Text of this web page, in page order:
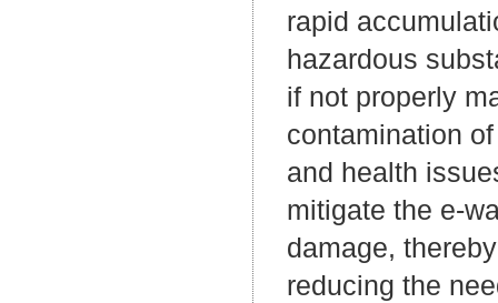
rapid
hazardous
if not properly
contamination
and health
mitigate the e-
damage,
reducing the